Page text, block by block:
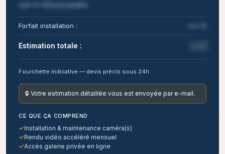
soit ••• €/mois/caméra
Forfait installation :
Estimation totale :
Fourchette indicative — devis précis sous 24h
🔒 Votre estimation détaillée vous est envoyée par e-mail.
CE QUE ÇA COMPREND
✓Installation & maintenance caméra(s)
✓Rendu vidéo accéléré mensuel
✓Accès galerie privée en ligne